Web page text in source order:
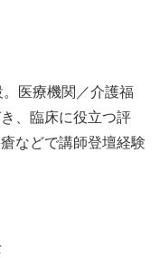
医療機関／介護福
、臨床に役立つ評
などで講師登壇経験